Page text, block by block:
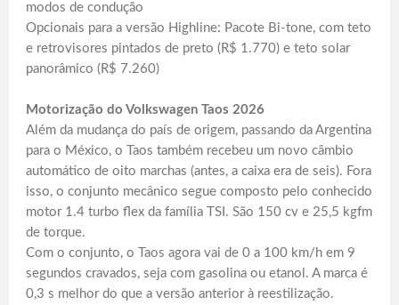
modos de condução
Opcionais para a versão Highline: Pacote Bi-tone, com teto
e retrovisores pintados de preto (R$ 1.770) e teto solar
panorâmico (R$ 7.260)
Motorização do Volkswagen Taos 2026
Além da mudança do país de origem, passando da Argentina
para o México, o Taos também recebeu um novo câmbio
automático de oito marchas (antes, a caixa era de seis). Fora
isso, o conjunto mecânico segue composto pelo conhecido
motor 1.4 turbo flex da família TSI. São 150 cv e 25,5 kgfm
de torque.
Com o conjunto, o Taos agora vai de 0 a 100 km/h em 9
segundos cravados, seja com gasolina ou etanol. A marca é
0,3 s melhor do que a versão anterior à reestilização.